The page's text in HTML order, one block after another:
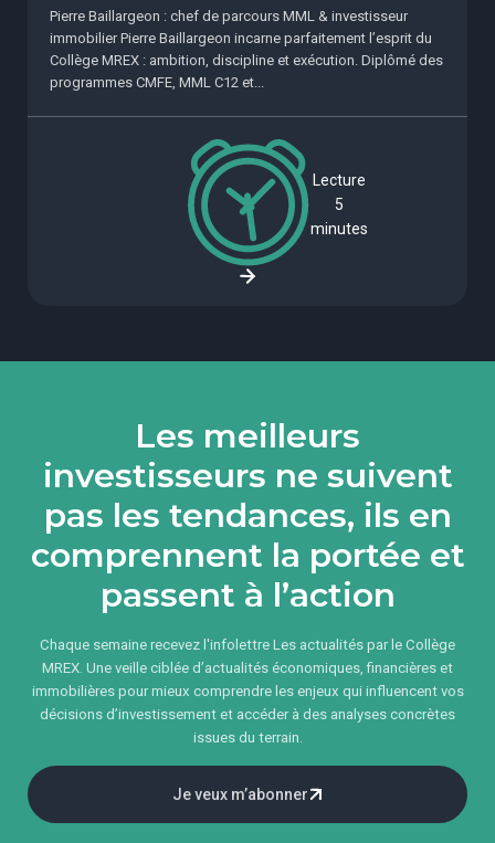
Pierre Baillargeon : chef de parcours MML & investisseur
immobilier Pierre Baillargeon incarne parfaitement l’esprit du
Collège MREX : ambition, discipline et exécution. Diplômé des
programmes CMFE, MML C12 et...
Lecture
5
minutes
Les meilleurs
investisseurs ne suivent
pas les tendances, ils en
comprennent la portée et
passent à l’action
Chaque semaine recevez l'infolettre Les actualités par le Collège
MREX. Une veille ciblée d’actualités économiques, financières et
immobilières pour mieux comprendre les enjeux qui influencent vos
décisions d’investissement et accéder à des analyses concrètes
issues du terrain.
Je veux m’abonner